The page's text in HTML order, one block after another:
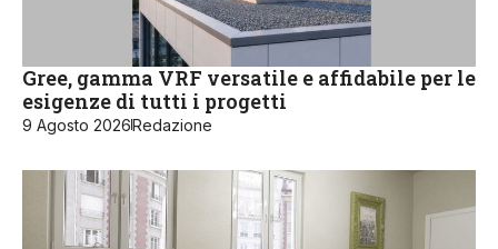
Gree, gamma VRF versatile e affidabile per le
esigenze di tutti i progetti
9 Agosto 2026Redazione